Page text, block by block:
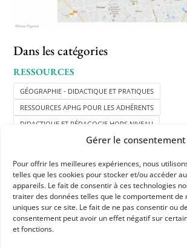
Gérer le consentement
Pour offrir les meilleures expériences, nous
telles que les cookies pour stocker et/ou accéder
appareils. Le fait de consentir à ces technologies
traiter des données telles que le comportement de
uniques sur ce site. Le fait de ne pas consentir ou
consentement peut avoir un effet négatif sur
et fonctions.
Dans les catégories
RESSOURCES
GÉOGRAPHIE - DIDACTIQUE ET PRATIQUES
RESSOURCES APHG POUR LES ADHÉRENTS
DIDACTIQUE ET PÉDAGOGIE HORS NIVEAU